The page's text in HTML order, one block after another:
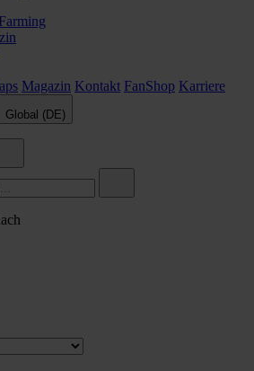
Magazin Kontakt FanShop Karriere
Global (DE)